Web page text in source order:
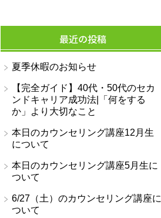
最近の投稿
夏季休暇のお知らせ
【完全ガイド】40代・50代のセカ
ンドキャリア成功法|「何をする
か」より大切なこと
本日のカウンセリング講座12月生
について
本日のカウンセリング講座5月生に
ついて
6/27（土）のカウンセリング講座に
ついて